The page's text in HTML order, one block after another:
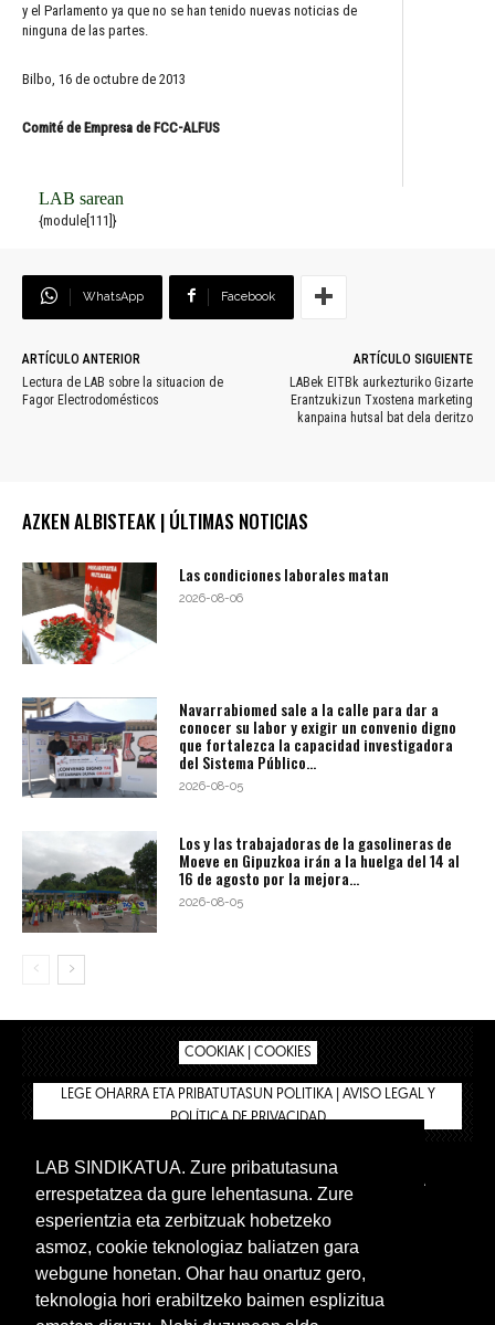
y el Parlamento ya que no se han tenido nuevas noticias de
ninguna de las partes.
Bilbo, 16 de octubre de 2013
Comité de Empresa de FCC-ALFUS
LAB sarean
{module[111]}
WhatsApp Facebook
ARTÍCULO ANTERIOR
Lectura de LAB sobre la situacion de
Fagor Electrodomésticos
ARTÍCULO SIGUIENTE
LABek EITBk aurkezturiko Gizarte
Erantzukizun Txostena marketing
kanpaina hutsal bat dela deritzo
AZKEN ALBISTEAK | ÚLTIMAS NOTICIAS
Las condiciones laborales matan
2026-08-06
Navarrabiomed sale a la calle para dar a
conocer su labor y exigir un convenio digno
que fortalezca la capacidad investigadora
del Sistema Público...
2026-08-05
Los y las trabajadoras de la gasolineras de
Moeve en Gipuzkoa irán a la huelga del 14 al
16 de agosto por la mejora...
2026-08-05
COOKIAK | COOKIES
LEGE OHARRA ETA PRIBATUTASUN POLITIKA | AVISO LEGAL Y
POLÍTICA DE PRIVACIDAD
BIZILAN.EUS
TIENDA
INTRANET 🔑
Euskera Castellano
LAB SINDIKATUA. Zure pribatutasuna
errespetatzea da gure lehentasuna. Zure
esperientzia eta zerbitzuak hobetzeko
asmoz, cookie teknologiaz baliatzen gara
webgune honetan. Ohar hau onartuz gero,
teknologia hori erabiltzeko baimen esplizitua